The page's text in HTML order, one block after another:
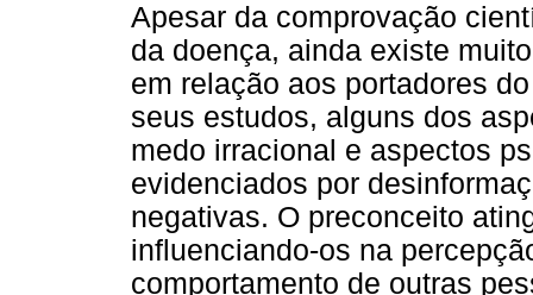
Apesar da comprovação
da doença, ainda existe
em relação aos portadores
seus estudos, alguns dos
medo irracional e aspectos
evidenciados por
negativas. O preconceito
influenciando-os na
comportamento de outras